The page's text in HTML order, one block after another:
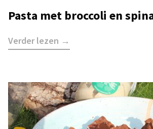
Pasta met broccoli en
Verder lezen →